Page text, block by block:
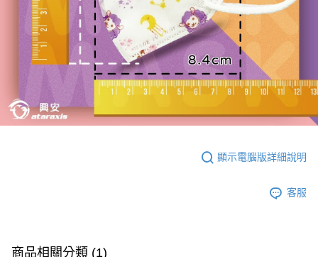
顯示電腦版詳細說明
客服
商品相關分類 (1)